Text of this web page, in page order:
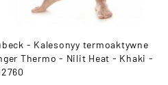
- Kalesonyy termoaktywne
Thermo - Nilit Heat - Khaki -